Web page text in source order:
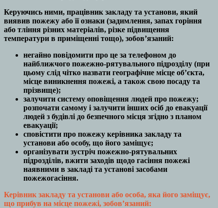
Керуючись ними, працівник закладу та установи, який
виявив пожежу або її ознаки (задимлення, запах горіння
або тління різних матеріалів, різке підвищення
температури в приміщенні тощо), зобов’язаний:
негайно повідомити про це за телефоном до
найближчого пожежно-рятувального підрозділу (при
цьому слід чітко назвати географічне місце об’єкта,
місце виникнення пожежі, а також свою посаду та
прізвище);
залучити систему оповіщення людей про пожежу;
розпочати самому і залучити інших осіб до евакуації
людей з будівлі до безпечного місця згідно з планом
евакуації;
сповістити про пожежу керівника закладу та
установи або особу, що його заміщує;
організувати зустріч пожежно-рятувальних
підрозділів, вжити заходів щодо гасіння пожежі
наявними в закладі та установі засобами
пожежогасіння.
Керівник закладу та установи або особа, яка його заміщує,
що прибув на місце пожежі, зобов’язаний: